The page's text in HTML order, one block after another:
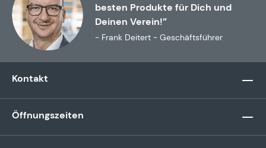
besten Produkte für Dich und
Deinen Verein!”
- Frank Deitert - Geschäftsführer
Kontakt
Öffnungszeiten